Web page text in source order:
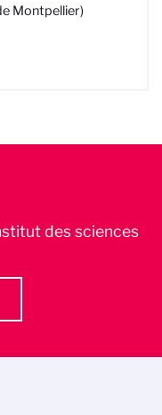
Montpellier)
des sciences